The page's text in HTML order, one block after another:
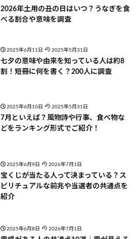
2026年土用の丑の日はいつ？うなぎを食
べる割合や意味を調査
2025年6月11日 2025年5月31日
七夕の意味や由来を知っている人は約8
割！短冊に何を書く？200人に調査
2025年6月10日 2025年5月31日
7月といえば？風物詩や行事、食べ物な
どをランキング形式でご紹介！
2025年6月9日 2026年7月1日
宝くじが当たる人って決まっている？ス
ピリチュアルな前兆や当選者の共通点を
紹介
2025年6月8日 2026年7月1日